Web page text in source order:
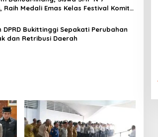
Raih Medali Emas Kelas Festival Komite
Bukittinggi
DPRD Bukittinggi Sepakati Perubahan
dan Retribusi Daerah